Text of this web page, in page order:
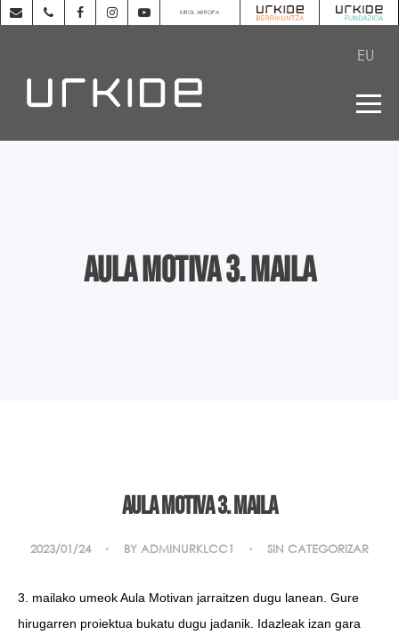
KIROL ARROPA
EU
AULA MOTIVA 3. MAILA
AULA MOTIVA 3. MAILA
2023/01/24 BY ADMINURKLCC1 SIN CATEGORIZAR
3. mailako umeok Aula Motivan jarraitzen dugu lanean. Gure
hirugarren proiektua bukatu dugu jadanik. Idazleak izan gara